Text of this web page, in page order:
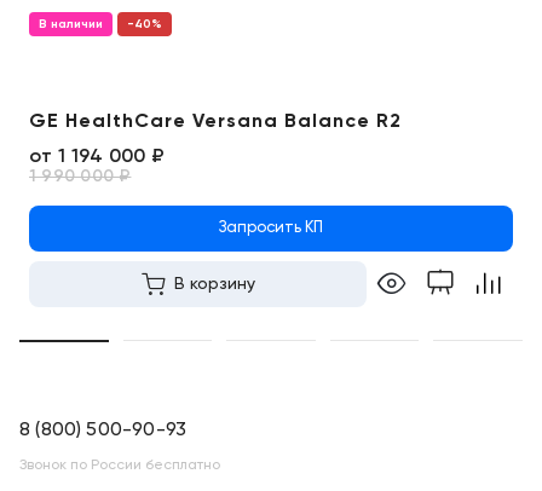
В наличии -40%
GE HealthCare Versana Balance R2
от 1 194 000 ₽
1 990 000 ₽
Запросить КП
В корзину
8 (800) 500-90-93
Звонок по России бесплатно